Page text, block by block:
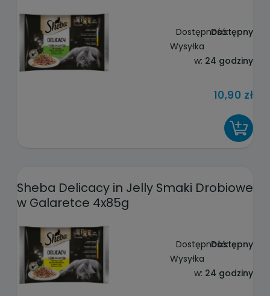
Dostępność:Dostępny
Wysyłka
w: 24 godziny
10,90 zł
Sheba Delicacy in Jelly Smaki Drobiowe
w Galaretce 4x85g
Dostępność:Dostępny
Wysyłka
w: 24 godziny